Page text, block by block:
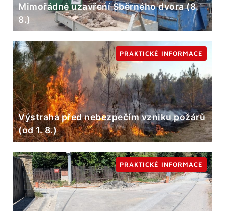
Mimořádné uzavření Sběrného dvora (8.
8.)
Výstraha před nebezpečím vzniku požárů
(od 1. 8.)
PRAKTICKÉ INFORMACE
PRAKTICKÉ INFORMACE